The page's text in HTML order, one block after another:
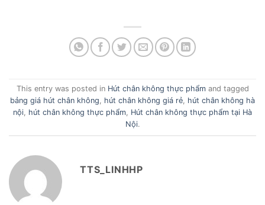
This entry was posted in Hút chân không thực phẩmand tagged
bảng giá hút chân không, hút chân không giá rẻ, hút chân không hà
nội, hút chân không thực phẩm, Hút chân không thực phẩm tại Hà
Nội.
TTS_LINHHP